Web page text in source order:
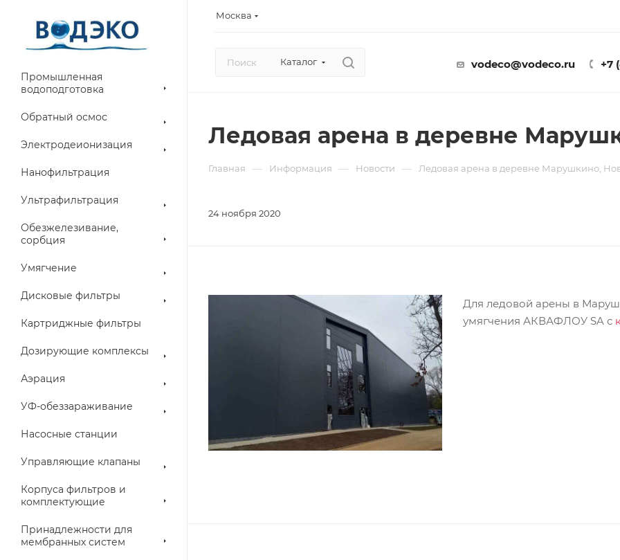
Москва
Каталог vodeco@vodeco.ru +7
Промышленная
водоподготовка
Обратный осмос
Электродеионизация
Нанофильтрация
Ультрафильтрация
Обезжелезивание,
сорбция
Умягчение
Дисковые фильтры
Картриджные фильтры
Дозирующие комплексы
Аэрация
УФ-обеззараживание
Насосные станции
Управляющие клапаны
Корпуса фильтров и
комплектующие
Принадлежности для
мембранных систем
Ледовая арена в деревне
Главная — Информация — Новости — Ледовая арена в деревне Марушкино,
24 ноября 2020
Для ледовой арены в
умягчения АКВАФЛОУ SA с